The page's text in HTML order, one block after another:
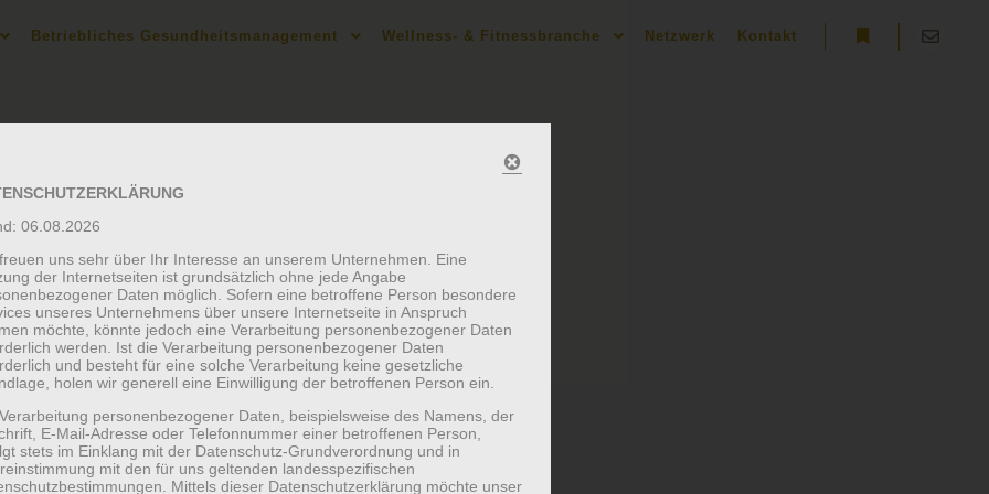
Betriebliches Gesundheitsmanagement Wellness- & Fitnessbranche Netzwerk Kontakt
Weitere Webseiten-Inhalte folgen zeitnah.
Informationen:info[at]soulaircircle.de
Datenschutz|Impressum
© Copyright soulaircircle 2020
06.08.2026
uns sehr über Ihr Interesse an unserem Unternehmen. Eine
der Internetseiten ist grundsätzlich ohne jede Angabe
Daten möglich. Sofern eine betroffene Person besondere
unseres Unternehmens über unsere Internetseite in Anspruch
möchte, könnte jedoch eine Verarbeitung personenbezogener Daten
werden. Ist die Verarbeitung personenbezogener Daten
und besteht für eine solche Verarbeitung keine gesetzliche
holen wir generell eine Einwilligung der betroffenen Person ein.
personenbezogener Daten, beispielsweise des Namens, der
E-Mail-Adresse oder Telefonnummer einer betroffenen Person,
stets im Einklang mit der Datenschutz-Grundverordnung und in
mit den für uns geltenden landesspezifischen
Mittels dieser Datenschutzerklärung möchte unser